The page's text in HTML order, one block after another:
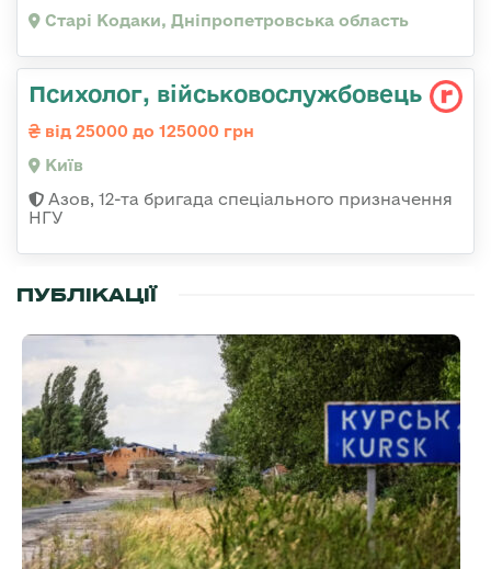
Старі Кодаки, Дніпропетровська область
Психолог, військовослужбовець
від 25000 до 125000 грн
Київ
Азов, 12-та бригада спеціального призначення
НГУ
ПУБЛІКАЦІЇ